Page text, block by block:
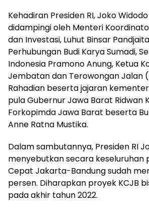
Kehadiran Presiden RI, Joko
didampingi oleh Menteri
dan Investasi, Luhut Binsar
Perhubungan Budi Karya Sumadi,
Indonesia Pramono Anung, Ketua
Jembatan dan Terowongan Jalan
Rahadian beserta jajaran
pula Gubernur Jawa Barat Ridwan
Forkopimda Jawa Barat beserta
Anne Ratna Mustika.
Dalam sambutannya, Presiden RI
menyebutkan secara keseluruhan
Cepat Jakarta-Bandung sudah
persen. Diharapkan proyek KCJB
pada akhir tahun 2022.